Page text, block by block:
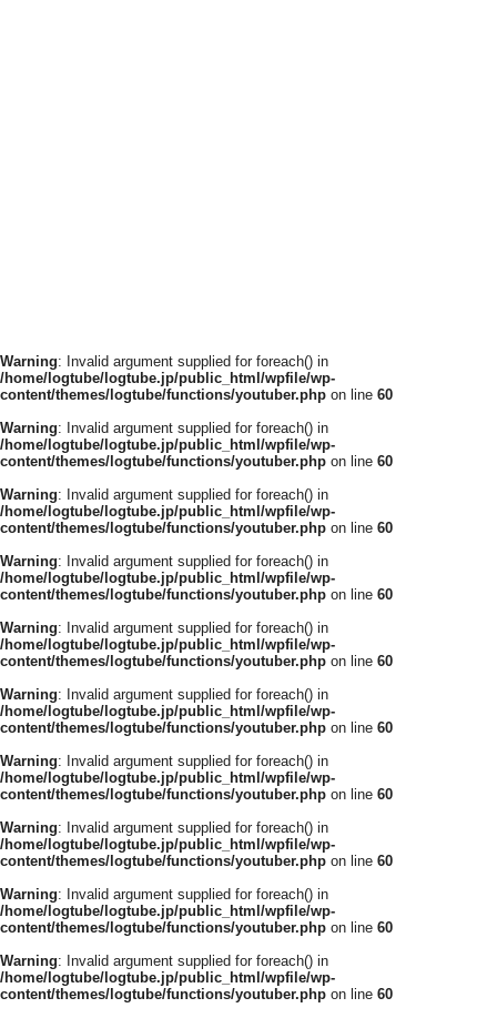
Warning: Invalid argument supplied for foreach() in
/home/logtube/logtube.jp/public_html/wpfile/wp-
content/themes/logtube/functions/youtuber.php on line 60
Warning: Invalid argument supplied for foreach() in
/home/logtube/logtube.jp/public_html/wpfile/wp-
content/themes/logtube/functions/youtuber.php on line 60
Warning: Invalid argument supplied for foreach() in
/home/logtube/logtube.jp/public_html/wpfile/wp-
content/themes/logtube/functions/youtuber.php on line 60
Warning: Invalid argument supplied for foreach() in
/home/logtube/logtube.jp/public_html/wpfile/wp-
content/themes/logtube/functions/youtuber.php on line 60
Warning: Invalid argument supplied for foreach() in
/home/logtube/logtube.jp/public_html/wpfile/wp-
content/themes/logtube/functions/youtuber.php on line 60
Warning: Invalid argument supplied for foreach() in
/home/logtube/logtube.jp/public_html/wpfile/wp-
content/themes/logtube/functions/youtuber.php on line 60
Warning: Invalid argument supplied for foreach() in
/home/logtube/logtube.jp/public_html/wpfile/wp-
content/themes/logtube/functions/youtuber.php on line 60
Warning: Invalid argument supplied for foreach() in
/home/logtube/logtube.jp/public_html/wpfile/wp-
content/themes/logtube/functions/youtuber.php on line 60
Warning: Invalid argument supplied for foreach() in
/home/logtube/logtube.jp/public_html/wpfile/wp-
content/themes/logtube/functions/youtuber.php on line 60
Warning: Invalid argument supplied for foreach() in
/home/logtube/logtube.jp/public_html/wpfile/wp-
content/themes/logtube/functions/youtuber.php on line 60